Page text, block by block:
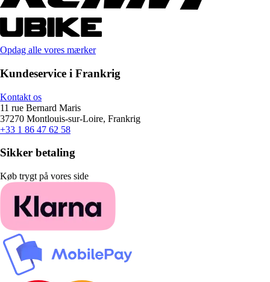
Opdag alle vores mærker
Kundeservice i Frankrig
Kontakt os
11 rue Bernard Maris
37270 Montlouis-sur-Loire, Frankrig
+33 1 86 47 62 58
Sikker betaling
Køb trygt på vores side